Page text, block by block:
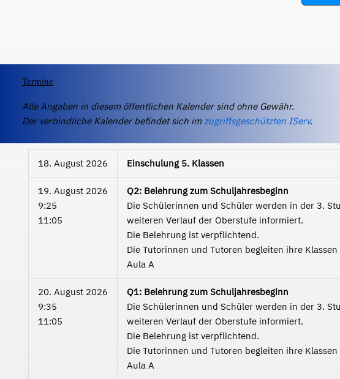
Termine
Alle Angaben in diesem öffentlichen Kalender sind ohne Gewähr.
Der verbindliche Kalender befindet sich imzugriffsgeschützten IServ.
18. August 2026 Einschulung 5. Klassen
19. August 2026
9:25
11:05
Q2: Belehrung zum Schuljahresbeginn
Die Schülerinnen und Schüler werden in der 3.
weiteren Verlauf der Oberstufe informiert.
Die Belehrung ist verpflichtend.
Die Tutorinnen und Tutoren begleiten ihre
Aula A
20. August 2026
9:35
11:05
Q1: Belehrung zum Schuljahresbeginn
Die Schülerinnen und Schüler werden in der 3.
weiteren Verlauf der Oberstufe informiert.
Die Belehrung ist verpflichtend.
Die Tutorinnen und Tutoren begleiten ihre
Aula A